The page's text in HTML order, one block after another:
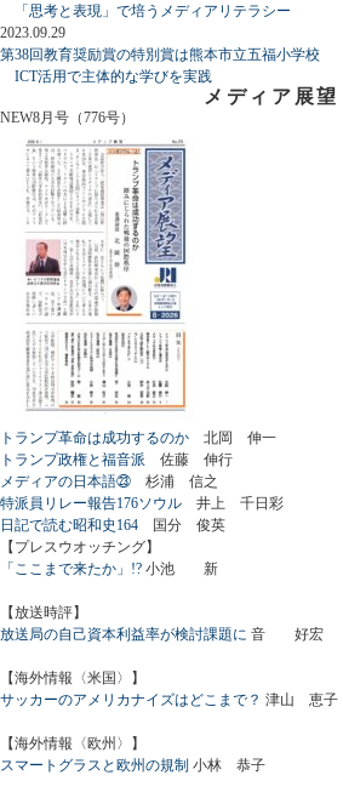
「思考と表現」で培うメディアリテラシー
2023.09.29
第38回教育奨励賞の特別賞は熊本市立五福小学校
ICT活用で主体的な学びを実践
メディア展望
NEW8月号（776号）
トランプ革命は成功するのか 北岡 伸一
トランプ政権と福音派 佐藤 伸行
メディアの日本語㉓ 杉浦 信之
特派員リレー報告176ソウル 井上 千日彩
日記で読む昭和史164 国分 俊英
【プレスウオッチング】
「ここまで来たか」!? 小池 新
【放送時評】
放送局の自己資本利益率が検討課題に 音 好宏
【海外情報〈米国〉】
サッカーのアメリカナイズはどこまで？ 津山 恵子
【海外情報〈欧州〉】
スマートグラスと欧州の規制 小林 恭子